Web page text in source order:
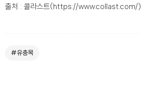
출처 : 콜라스트(https://www.collast.com/)
#유충목